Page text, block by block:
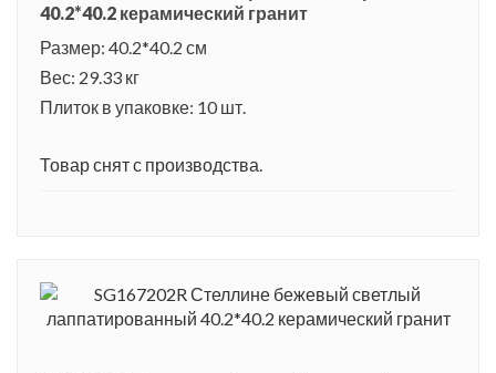
арки. Сейчас на месте древнего монастыря расположен
отель с современными удобствами и элегантной
обстановкой.
40.2*40.2 керамический гранит
Размер: 40.2*40.2 см
Вес: 29.33 кг
Плиток в упаковке: 10 шт.
Товар снят с производства.